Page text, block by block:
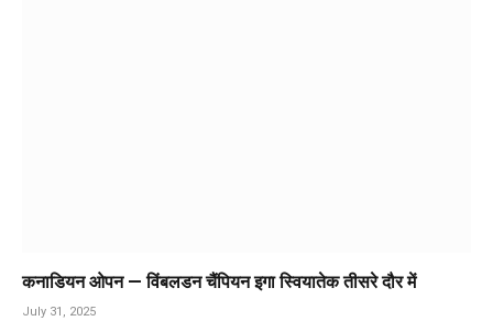
कनाडियन ओपन — विंबलडन चैंपियन इगा स्वियातेक तीसरे दौर में
July 31, 2025